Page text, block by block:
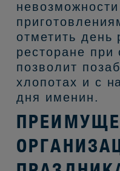
отметить день
ресторане
позволит
хлопотах и с
дня именин.